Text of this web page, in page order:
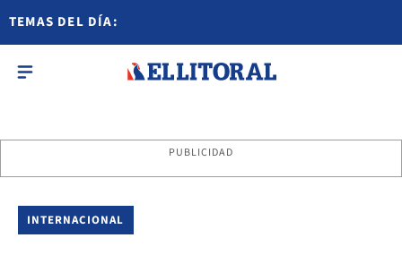
TEMAS DEL DÍA:
PUBLICIDAD
INTERNACIONAL